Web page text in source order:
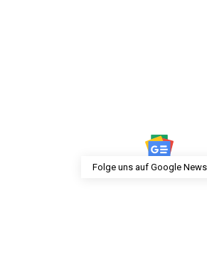
Folge uns auf Google News